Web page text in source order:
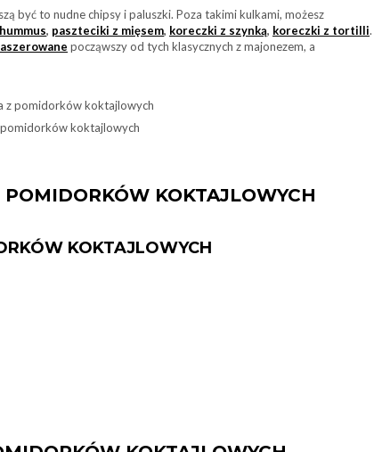
być to nudne chipsy i paluszki. Poza takimi kulkami, możesz
hummus, paszteciki z mięsem, koreczki z szynką, koreczki z tortilli.
począwszy od tych klasycznych z majonezem, a
pomidorków koktajlowych
KOKTAJLOWYCH
KOKTAJLOWYCH